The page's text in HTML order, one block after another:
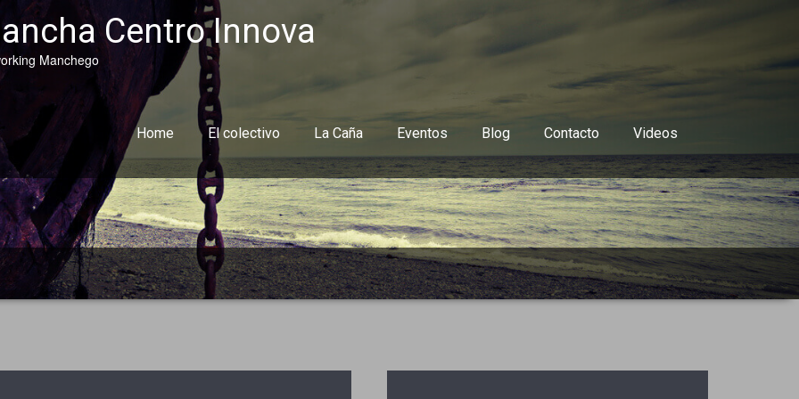
Centro Innova
Manchego
Home El colectivo La Caña Eventos Blog Contacto Videos